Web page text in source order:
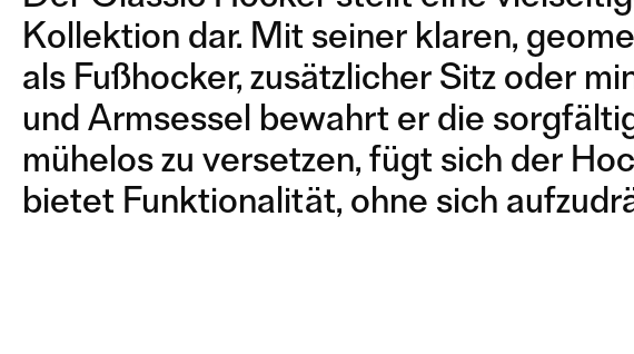
POUF COMPOSITION 01
Kollektion dar. Mit seiner klaren,
als Fußhocker, zusätzlicher Sitz oder
und Armsessel bewahrt er die
mühelos zu versetzen, fügt sich der
bietet Funktionalität, ohne sich